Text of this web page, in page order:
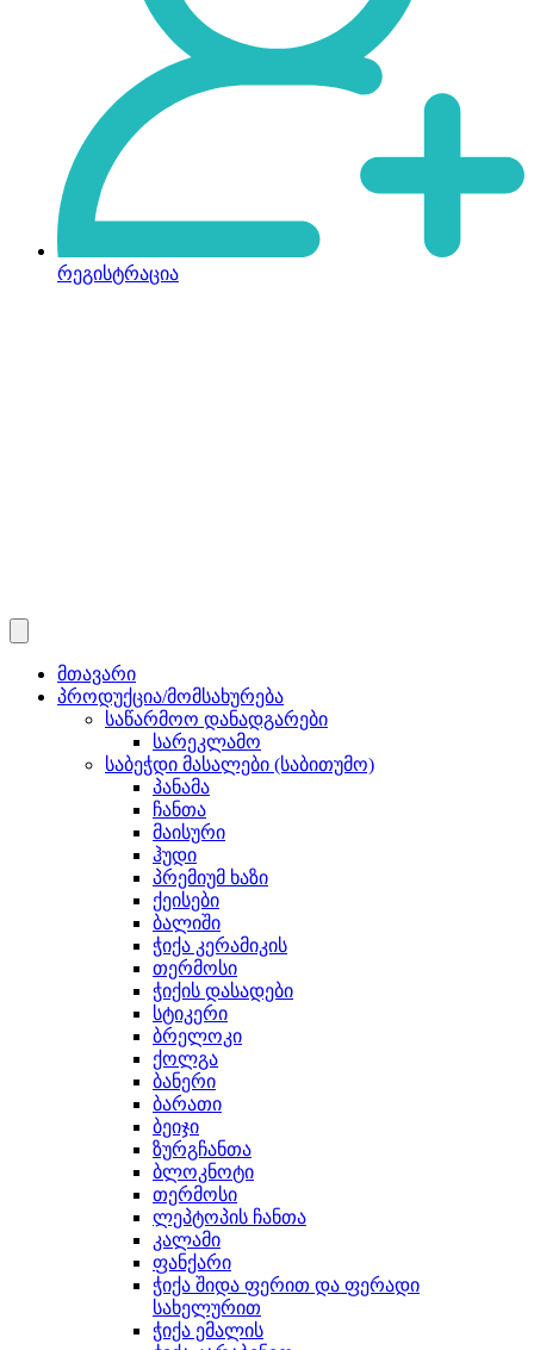
რეგისტრაცია
მთავარი
პროდუქცია/მომსახურება
საწარმოო დანადგარები
სარეკლამო
საბეჭდი მასალები (საბითუმო)
პანამა
ჩანთა
მაისური
ჰუდი
პრემიუმ ხაზი
ქეისები
ბალიში
ჭიქა კერამიკის
თერმოსი
ჭიქის დასადები
სტიკერი
ბრელოკი
ქოლგა
ბანერი
ბარათი
ბეიჯი
ზურგჩანთა
ბლოკნოტი
თერმოსი
ლეპტოპის ჩანთა
კალამი
ფანქარი
ჭიქა შიდა ფერით და ფერადი
სახელურით
ჭიქა ემალის